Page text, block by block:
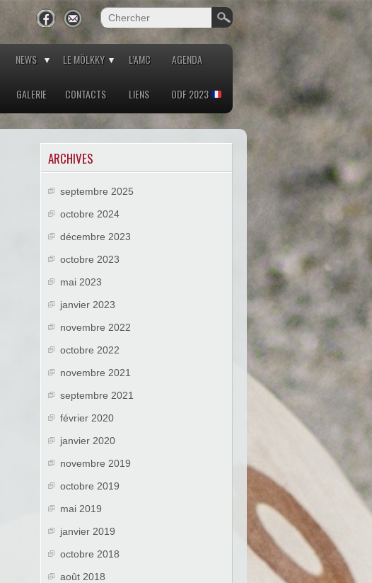
NEWS LE MÖLKKY L’AMC AGENDA
GALERIE CONTACTS LIENS ODF 2023
ARCHIVES
septembre 2025
octobre 2024
décembre 2023
octobre 2023
mai 2023
janvier 2023
novembre 2022
octobre 2022
novembre 2021
septembre 2021
février 2020
janvier 2020
novembre 2019
octobre 2019
mai 2019
janvier 2019
octobre 2018
août 2018